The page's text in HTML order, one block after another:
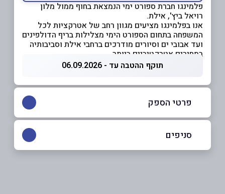
פלמינגו חברת ספורט ימי הנמצאת בחוף ממול מלון
רויאל ביץ', אילת.
אנו בפלמינגו מציעים מגוון רחב של אטרקציות לכל
המשפחה בתחום הספורט הימי מצלילות בריף הדולפינים
ועד אבובי ים וסיורים מודרכים ברחבי אילת וסביבותיה
במחירים אטרקטיביים ביותר.
תוקף ההטבה עד - 06.09.2026
פרטי הספק
סניפים